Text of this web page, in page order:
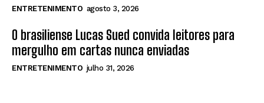
ENTRETENIMENTO agosto 3, 2026
O brasiliense Lucas Sued convida leitores para
mergulho em cartas nunca enviadas
ENTRETENIMENTO julho 31, 2026